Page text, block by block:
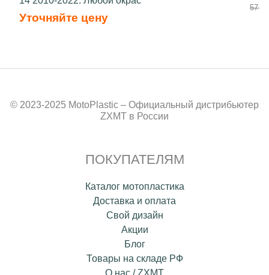
Уточняйте цену
57
© 2023-2025 MotoPlastic – Официальный дистрибьютер
ZXMT в России
ПОКУПАТЕЛЯМ
Каталог мотопластика
Доставка и оплата
Свой дизайн
Акции
Блог
Товары на складе РФ
О нас / ZXMT